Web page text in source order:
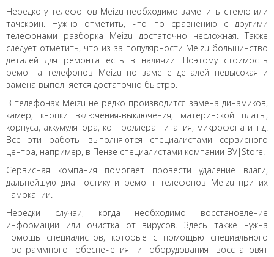
Нередко у телефонов Meizu необходимо заменить стекло или
тачскрин. Нужно отметить, что по сравнению с другими
телефонами разборка Meizu достаточно несложная. Также
следует отметить, что из-за популярности Meizu большинство
деталей для ремонта есть в наличии. Поэтому стоимость
ремонта телефонов Meizu по замене деталей невысокая и
замена выполняется достаточно быстро.
В телефонах Meizu не редко производится замена динамиков,
камер, кнопки включения-выключения, материнской платы,
корпуса, аккумулятора, контроллера питания, микрофона и т.д.
Все эти работы выполняются специалистами сервисного
центра, например, в Пензе специалистами компании BV|Store.
Сервисная компания помогает провести удаление влаги,
дальнейшую диагностику и ремонт телефонов Meizu при их
намокании.
Нередки случаи, когда необходимо восстановление
информации или очистка от вирусов. Здесь также нужна
помощь специалистов, которые с помощью специального
программного обеспечения и оборудования восстановят